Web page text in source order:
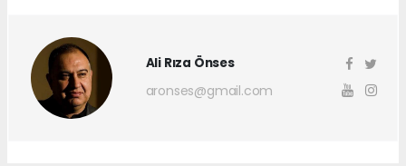
Ali Rıza Önses
aronses@gmail.com